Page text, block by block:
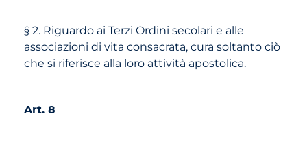
§ 2. Riguardo ai Terzi Ordini secolari e alle
associazioni di vita consacrata, cura soltanto ciò
che si riferisce alla loro attività apostolica.
Art. 8